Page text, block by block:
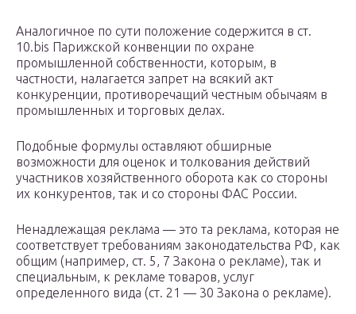
Аналогичное по сути положение содержится в ст.
10.bis Парижской конвенции по охране
промышленной собственности, которым, в
частности, налагается запрет на всякий акт
конкуренции, противоречащий честным обычаям в
промышленных и торговых делах.
Подобные формулы оставляют обширные
возможности для оценок и толкования действий
участников хозяйственного оборота как со стороны
их конкурентов, так и со стороны ФАС России.
Ненадлежащая реклама — это та реклама, которая не
соответствует требованиям законодательства РФ, как
общим (например, ст. 5, 7 Закона о рекламе), так и
специальным, к рекламе товаров, услуг
определенного вида (ст. 21 — 30 Закона о рекламе).